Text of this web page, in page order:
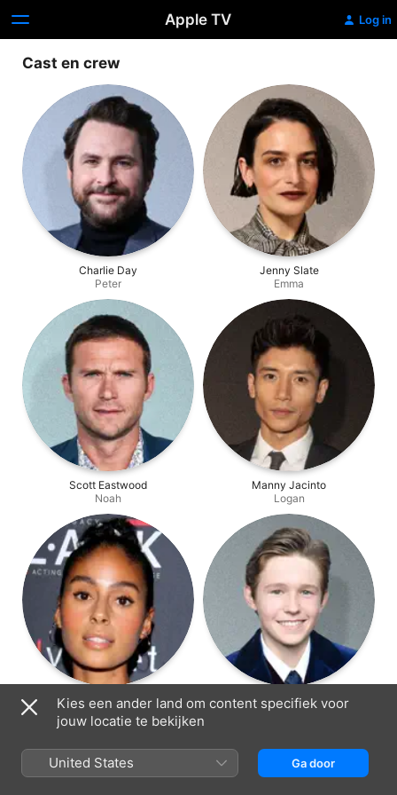
Apple TV Log in
Cast en crew
Charlie Day
Peter
Jenny Slate
Emma
Scott Eastwood
Noah
Manny Jacinto
Logan
Clark Backo
Ginny
Luke David Blumm
Kies een ander land om content specifiek voor
jouw locatie te bekijken
United States Ga door